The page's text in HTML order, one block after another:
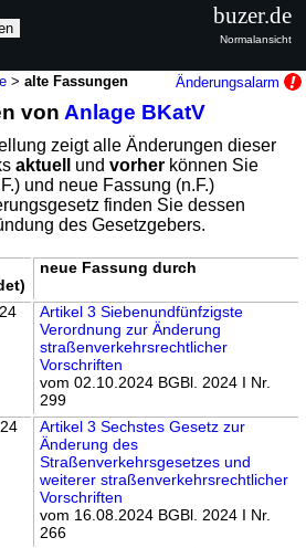
>alte Fassungen Änderungsalarm
von Anlage BKatV
zeigt alle Änderungen dieser
aktuell undvorher können Sie
und neue Fassung (n.F.)
finden Sie dessen
des Gesetzgebers.
neue Fassung durch
Artikel 3 Siebenundfünfzigste
Verordnung zur Änderung
straßenverkehrsrechtlicher
Vorschriften
vom 02.10.2024 BGBl. 2024 I Nr.
299
Artikel 3 Sechstes Gesetz zur
Änderung des
Straßenverkehrsgesetzes und
weiterer straßenverkehrsrechtlicher
Vorschriften
vom 16.08.2024 BGBl. 2024 I Nr.
266
buzer.de
Normalansicht